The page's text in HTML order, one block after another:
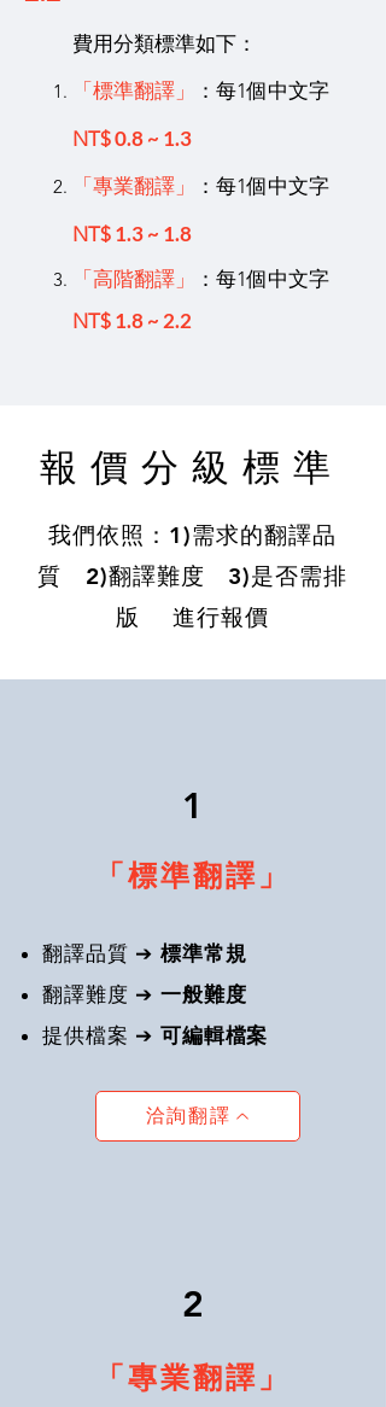
費用分類標準如下：
「標準翻譯」
：每1個中文字
NT$0.8 ~ 1.3
「專業翻譯」
：每1個中文字
NT$ 1.3 ~ 1.8
「高階翻譯」
：每1個中文字
NT$ 1.8 ~ 2.2
報價分級標準
我們依照：1)需求的翻譯品
質 2)翻譯難度 3)是否需排
版 進行報價
1
「標準翻譯」
翻譯品質 ➔ 標準常規
翻譯難度 ➔ 一般難度​
提供檔案 ➔ 可編輯檔案
洽詢翻譯
2
「專業翻譯」